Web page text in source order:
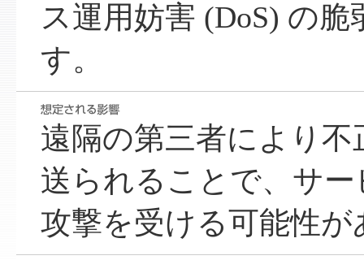
ス運用妨害 (DoS) の
す。
遠隔の第三者により
送られることで、サー
攻撃を受ける可能性が